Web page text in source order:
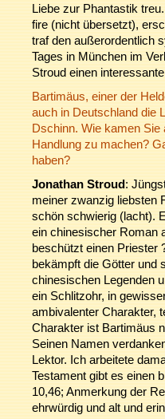
Liebe zur Phantastik
fire (nicht übersetzt),
traf den außerordentlich
Tages in München im
Stroud einen
Bartimäus, einer der
auch in Deutschland die
Dschinn. Wie kamen Sie
Handlung zu machen?
haben?
Jonathan Stroud:
meiner zwanzig liebsten
schön schwierig (lacht).
ein chinesischer Roman
beschützt einen Priester
bekämpft die Götter und
chinesischen Legenden
ein Schlitzohr, in
ambivalenter Charakter,
Charakter ist Bartimäus
Seinen Namen
Lektor. Ich arbeitete
Testament gibt es einen
10,46; Anmerkung der
ehrwürdig und alt und